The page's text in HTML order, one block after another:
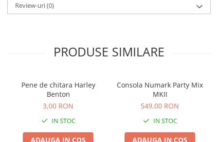
Review-uri(0)
PRODUSE SIMILARE
Pene de chitara Harley
Benton
3,00 RON
IN STOC
ADAUGA IN COS
Consola Numark Party Mix
MKII
549,00 RON
IN STOC
ADAUGA IN COS